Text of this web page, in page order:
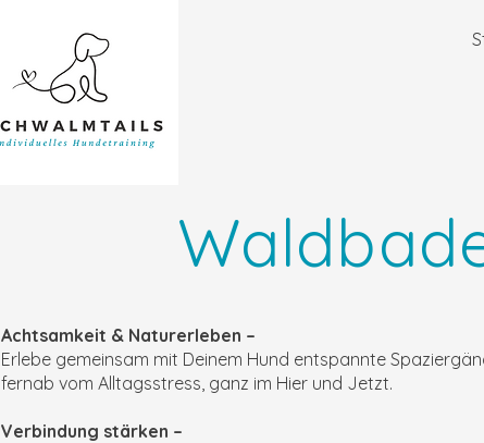
Achtsamkeit & Naturerleben –
Erlebe gemeinsam mit Deinem Hund entspannte
fernab vom Alltagsstress, ganz im Hier und Jetzt.
Verbindung stärken –